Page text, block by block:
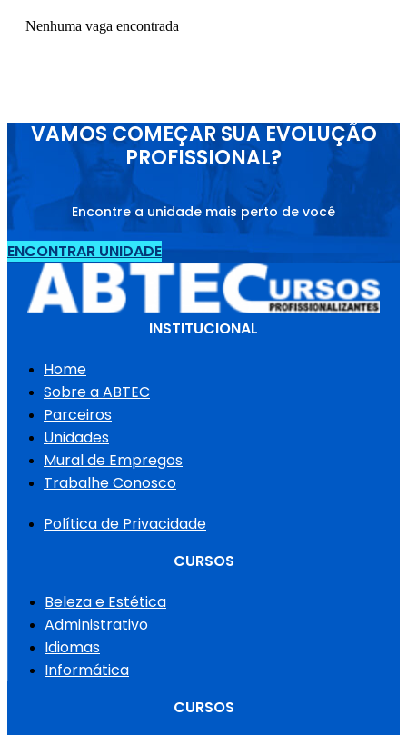
Nenhuma vaga encontrada
VAMOS COMEÇAR SUA EVOLUÇÃO
PROFISSIONAL?
Encontre a unidade mais perto de você
ENCONTRAR UNIDADE
INSTITUCIONAL
Home
Sobre a ABTEC
Parceiros
Unidades
Mural de Empregos
Trabalhe Conosco
Política de Privacidade
CURSOS
Beleza e Estética
Administrativo
Idiomas
Informática
CURSOS